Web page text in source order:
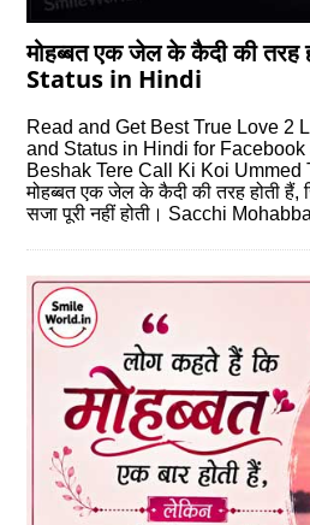
मोहब्‍बत एक जेल के कैदी की
Status in Hindi
Read and Get Best True Love 2
and Status in Hindi for
Beshak Tere Call Ki Koi Ummed
मोहब्‍बत एक जेल के कैदी की तरह होती हैं,
सजा पूरी नहीं होती। Sacchi